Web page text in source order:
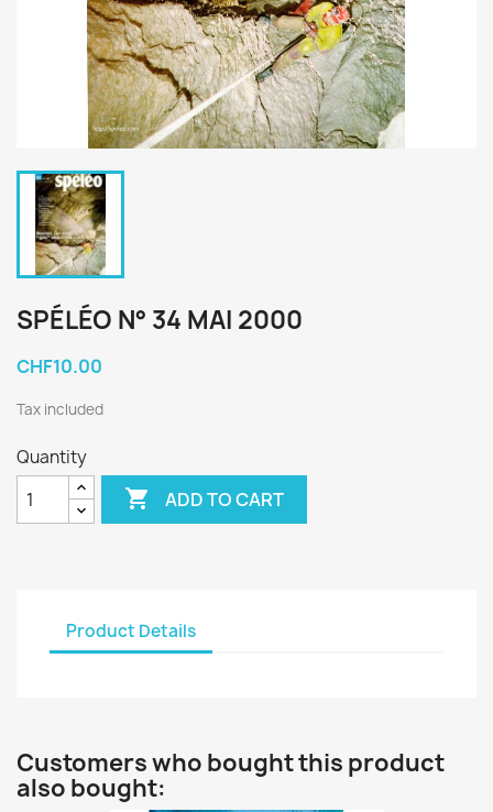
SPÉLÉO N° 34 MAI 2000
CHF10.00
Tax included
Quantity
 ADD TO CART
Product Details
Customers who bought this product
also bought: